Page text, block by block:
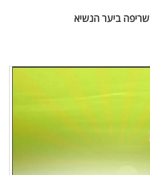
שריפה ביער הנשיא